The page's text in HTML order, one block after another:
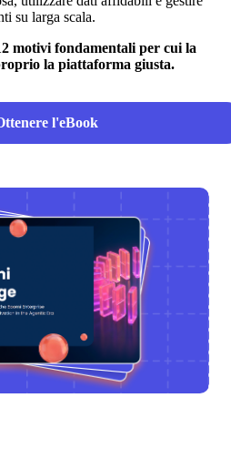
su larga scala.
motivi fondamentali per cui la
la piattaforma giusta.
l'eBook